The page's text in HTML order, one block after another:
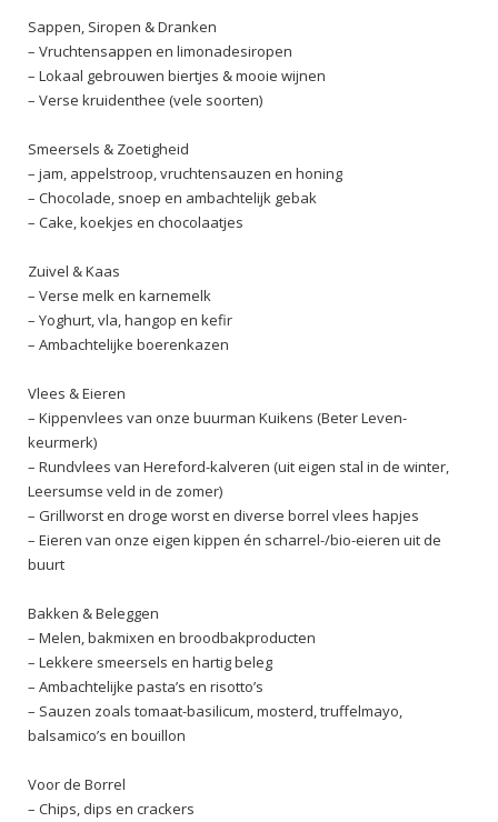
Sappen, Siropen & Dranken
– Vruchtensappen en limonadesiropen
– Lokaal gebrouwen biertjes & mooie wijnen
– Verse kruidenthee (vele soorten)
Smeersels & Zoetigheid
– jam, appelstroop, vruchtensauzen en honing
– Chocolade, snoep en ambachtelijk gebak
– Cake, koekjes en chocolaatjes
Zuivel & Kaas
– Verse melk en karnemelk
– Yoghurt, vla, hangop en kefir
– Ambachtelijke boerenkazen
Vlees & Eieren
– Kippenvlees van onze buurman Kuikens (Beter Leven-
keurmerk)
– Rundvlees van Hereford-kalveren (uit eigen stal in de winter,
Leersumse veld in de zomer)
– Grillworst en droge worst en diverse borrel vlees hapjes
– Eieren van onze eigen kippen én scharrel-/bio-eieren uit de
buurt
Bakken & Beleggen
– Melen, bakmixen en broodbakproducten
– Lekkere smeersels en hartig beleg
– Ambachtelijke pasta’s en risotto’s
– Sauzen zoals tomaat-basilicum, mosterd, truffelmayo,
balsamico’s en bouillon
Voor de Borrel
– Chips, dips en crackers